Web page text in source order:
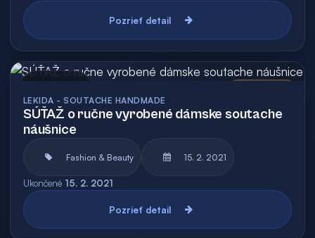
Pozrieť detail
LEKIDA - SOUTACHE HANDMADE
SÚŤAŽ o ručne vyrobené dámske soutache
náušnice
Fashion & Beauty 15. 2. 2021
Ukončené 15. 2. 2021
Pozrieť detail